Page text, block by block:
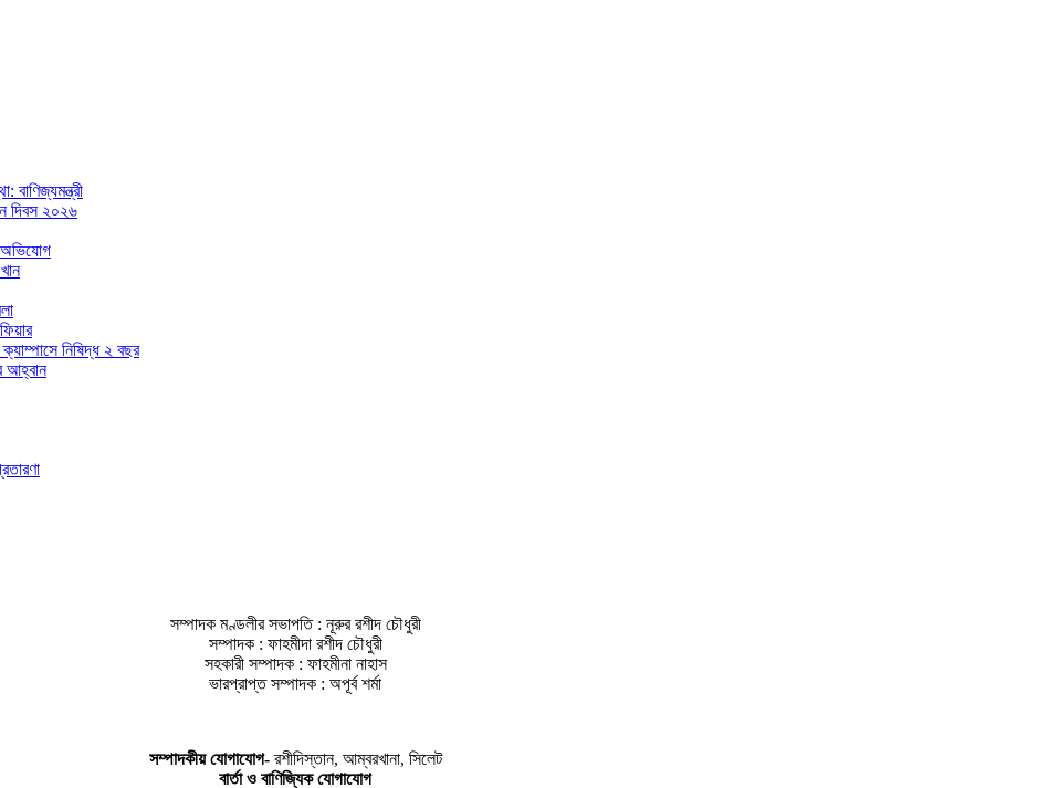
বাণিজ্যমন্ত্রী
দিবস ২০২৬
অভিযোগ
ক্যাম্পাসে নিষিদ্ধ ২ বছর
আহ্বান
সম্পাদক মণ্ডলীর সভাপতি : নূরুর রশীদ চৌধুরী
সম্পাদক : ফাহমীদা রশীদ চৌধুরী
সহকারী সম্পাদক : ফাহমীনা নাহাস
ভারপ্রাপ্ত সম্পাদক : অপূর্ব শর্মা
সম্পাদকীয় যােগাযোগ-রশীদিস্তান, আম্বরখানা, সিলেট
বার্তা ও বাণিজ্যিক যোগাযােগ